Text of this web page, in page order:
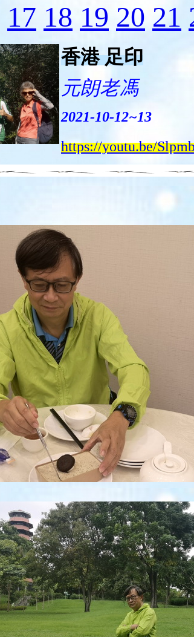
17 18 19 20 21
香港 足印
元朗老馮
2021-10-12~13
https://youtu.be/